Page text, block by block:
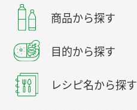
商品から探す
目的から探す
レシピ名から探す